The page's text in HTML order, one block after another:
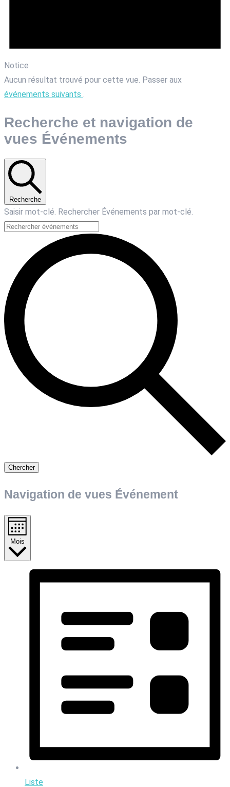
Notice
Aucun résultat trouvé pour cette vue. Passer aux
événements suivants .
Recherche et navigation de
vues Événements
Recherche
Saisir mot-clé. Rechercher Événements par mot-clé.
Chercher
Navigation de vues Événement
Mois
Liste